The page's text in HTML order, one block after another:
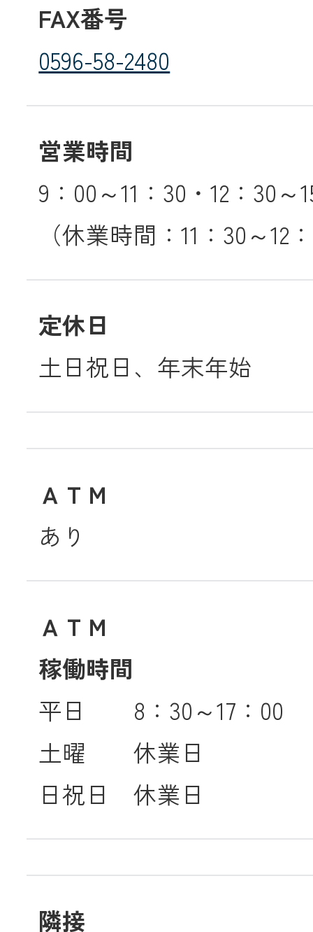
FAX番号
0596-58-2480
営業時間
9：00～11：30・12：30～
（休業時間：11：30～12
定休日
土日祝日、年末年始
ＡＴＭ
あり
ＡＴＭ
稼働時間
平日 8：30～17：00
土曜 休業日
日祝日 休業日
隣接